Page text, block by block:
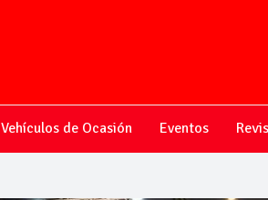
Vehículos de Ocasión Eventos